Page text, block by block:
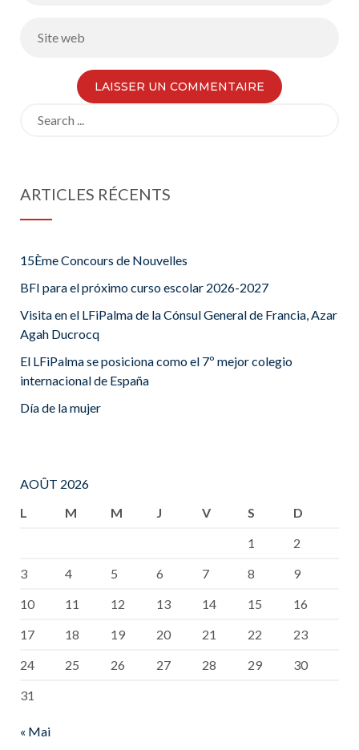
ARTICLES RÉCENTS
15Ème Concours de Nouvelles
BFI para el próximo curso escolar 2026-2027
Visita en el LFiPalma de la Cónsul General de Francia, Azar
Agah Ducrocq
El LFiPalma se posiciona como el 7º mejor colegio
internacional de España
Día de la mujer
AOÛT 2026
L
M M J V S
D
1
2
3
4 5 6 7 8
9
10
11 12 13 14 15
16
17
18 19 20 21 22
23
24
25 26 27 28 29
30
31
« Mai